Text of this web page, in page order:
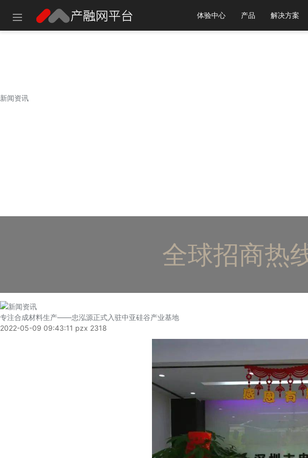
建议使用以下浏览器，以获得最佳体
体验中心 产品 解决方案
新闻资讯
全球招商
专注合成材料生产——忠泓源正式入驻中亚硅谷产业基地
2022-05-09 09:43:11 pzx 2318